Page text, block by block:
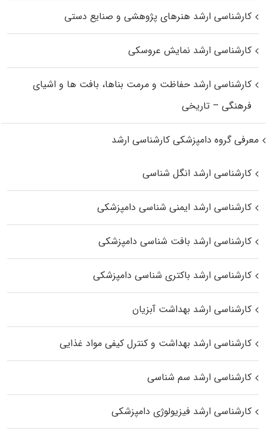
کارشناسی ارشد هنرهای پژوهشی و صنایع دستی
کارشناسی ارشد نمایش عروسکی
کارشناسی ارشد حفاظت و مرمت بناها، بافت‌ ها و اشیای
فرهنگی – تاریخی
معرفی گروه دامپزشکی کارشناسی ارشد
کارشناسی ارشد انگل شناسی
کارشناسی ارشد ایمنی‌ شناسی دامپزشکی
کارشناسی ارشد بافت‌ شناسی دامپزشکی
کارشناسی ارشد باکتری‌ شناسی دامپزشکی
کارشناسی ارشد بهداشت آبزیان
کارشناسی ارشد بهداشت و کنترل کیفی مواد غذایی
کارشناسی ارشد سم شناسی
کارشناسی ارشد فیزیولوژی دامپزشکی